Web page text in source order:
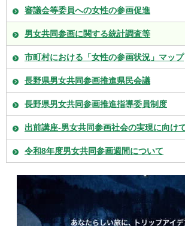
審議会等委員への女性の参画促進
男女共同参画に関する統計調査等
市町村における「女性の参画状況」マップ
長野県男女共同参画推進県民会議
長野県男女共同参画推進指導委員制度
出前講座-男女共同参画社会の実現に向け
令和8年度男女共同参画週間について